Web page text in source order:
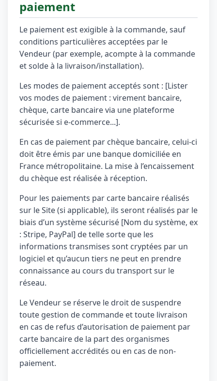
paiement
Le paiement est exigible à la commande, sauf
conditions particulières acceptées par le
Vendeur (par exemple, acompte à la commande
et solde à la livraison/installation).
Les modes de paiement acceptés sont : [Lister
vos modes de paiement : virement bancaire,
chèque, carte bancaire via une plateforme
sécurisée si e-commerce...].
En cas de paiement par chèque bancaire, celui-ci
doit être émis par une banque domiciliée en
France métropolitaine. La mise à l’encaissement
du chèque est réalisée à réception.
Pour les paiements par carte bancaire réalisés
sur le Site (si applicable), ils seront réalisés par le
biais d’un système sécurisé [Nom du système, ex
: Stripe, PayPal] de telle sorte que les
informations transmises sont cryptées par un
logiciel et qu’aucun tiers ne peut en prendre
connaissance au cours du transport sur le
réseau.
Le Vendeur se réserve le droit de suspendre
toute gestion de commande et toute livraison
en cas de refus d’autorisation de paiement par
carte bancaire de la part des organismes
officiellement accrédités ou en cas de non-
paiement.